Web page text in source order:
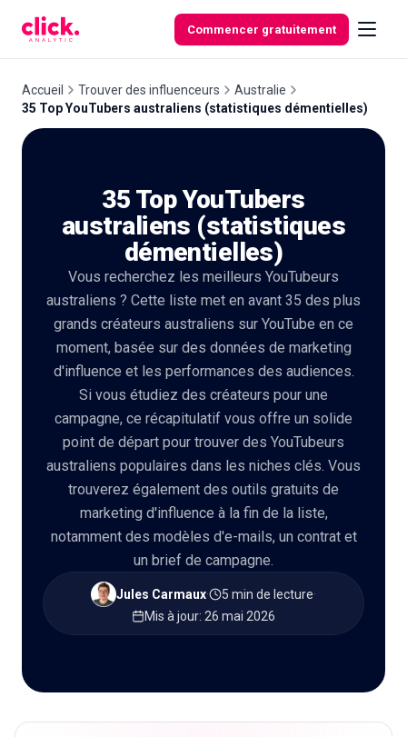
Commencer gratuitement
🇫🇷FR
Accueil Trouver des influenceurs
Australie
35 Top YouTubers australiens (statistiques démentielles)
35 Top YouTubers
australiens (statistiques
démentielles)
Vous recherchez les meilleurs YouTubeurs
australiens ? Cette liste met en avant 35 des plus
grands créateurs australiens sur YouTube en ce
moment, basée sur des données de marketing
d'influence et les performances des audiences.
Si vous étudiez des créateurs pour une
campagne, ce récapitulatif vous offre un solide
point de départ pour trouver des YouTubeurs
australiens populaires dans les niches clés. Vous
trouverez également des outils gratuits de
marketing d'influence à la fin de la liste,
notamment des modèles d'e-mails, un contrat et
un brief de campagne.
Jules Carmaux· 5 min de lecture·
Mis à jour: 26 mai 2026